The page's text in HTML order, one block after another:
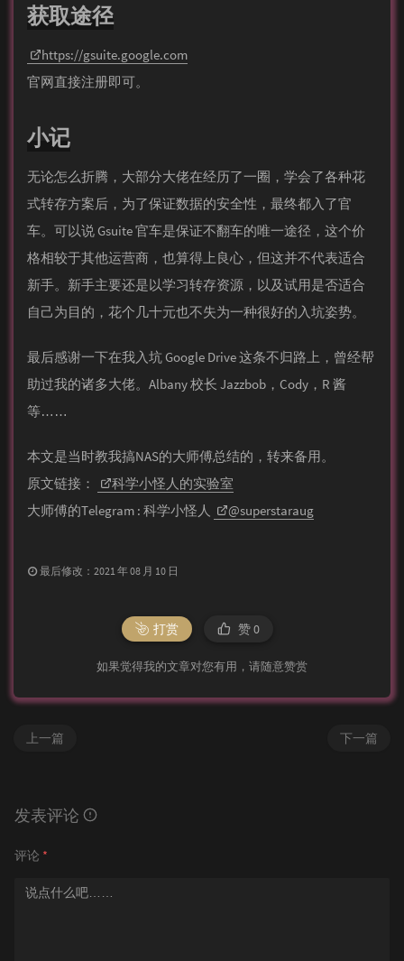
获取途径
https://gsuite.google.com
官网直接注册即可。
小记
无论怎么折腾，大部分大佬在经历了一圈，学会了各种花
式转存方案后，为了保证数据的安全性，最终都入了官
车。可以说 Gsuite 官车是保证不翻车的唯一途径，这个价
格相较于其他运营商，也算得上良心，但这并不代表适合
新手。新手主要还是以学习转存资源，以及试用是否适合
自己为目的，花个几十元也不失为一种很好的入坑姿势。
最后感谢一下在我入坑 Google Drive 这条不归路上，曾经帮
助过我的诸多大佬。Al­bany 校长 Jazzbob，Cody，R 酱
等……
本文是当时教我搞NAS的大师傅总结的，转来备用。
原文链接：
科学小怪人的实验室
大师傅的Telegram : 科学小怪人
@superstaraug
最后修改：2021 年 08 月 10 日
打赏 赞0
如果觉得我的文章对您有用，请随意赞赏
下一篇
上一篇
发表评论
评论 *